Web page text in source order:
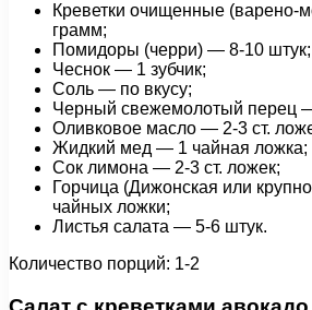
Креветки очищенные
грамм;
Помидоры (черри) — 8-10 штук;
Чеснок — 1 зубчик;
Соль — по вкусу;
Черный свежемолотый перец
Оливковое масло — 2-3 ст.
Жидкий мед — 1 чайная ложка;
Сок лимона — 2-3 ст. ложек;
Горчица (Дижонская или
чайных ложки;
Листья салата — 5-6 штук.
Количество порций: 1-2